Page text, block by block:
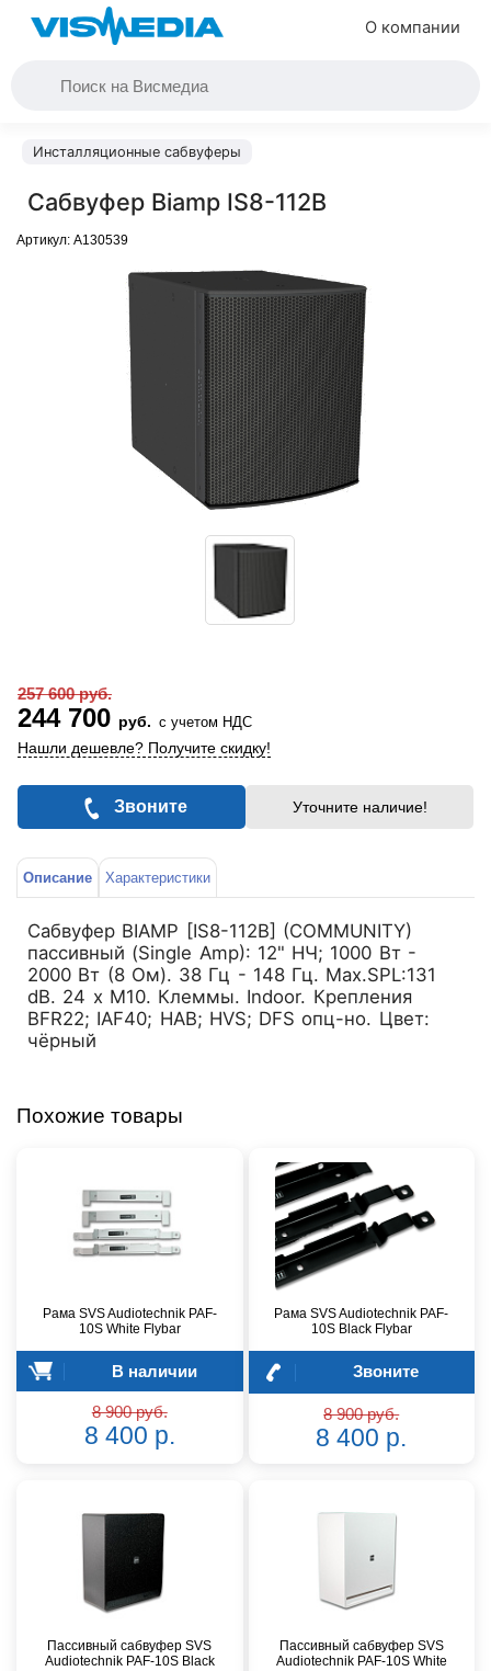
О компании
Инсталляционные сабвуферы
Сабвуфер Biamp IS8-112B
Артикул: A130539
257 600 руб.
244 700 руб. с учетом НДС
Нашли дешевле? Получите скидку!
Звоните Уточните наличие!
Описание Характеристики
Сабвуфер BIAMP [IS8-112B] (COMMUNITY)
пассивный (Single Amp): 12" НЧ; 1000 Вт -
2000 Вт (8 Ом). 38 Гц - 148 Гц. Мах.SPL:131
dB. 24 х М10. Клеммы. Indoor. Крепления
BFR22; IAF40; HAB; HVS; DFS опц-но. Цвет:
чёрный
Похожие товары
Рама SVS Audiotechnik PAF-
10S White Flybar
В наличии
8 900 руб.
8 400 р.
Рама SVS Audiotechnik PAF-
10S Black Flybar
Звоните
8 900 руб.
8 400 р.
Пассивный сабвуфер SVS
Audiotechnik PAF-10S Black
Пассивный сабвуфер SVS
Audiotechnik PAF-10S White